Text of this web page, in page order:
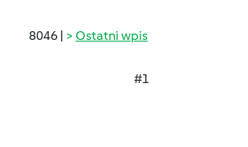
8046 | Ostatni wpis
#1